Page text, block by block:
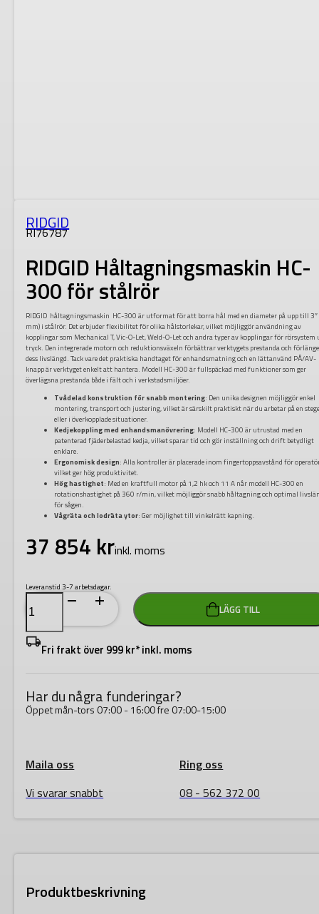
RIDGID
RI76787
RIDGID Håltagningsmaskin HC-
300 för stålrör
RIDGID håltagningsmaskin HC-300 är utformat för att borra hål med en diameter på upp till 3″
mm) i stålrör. Det erbjuder flexibilitet för olika hålstorlekar, vilket möjliggör användning av
kopplingar som Mechanical T, Vic-O-Let, Weld-O-Let och andra typer av kopplingar för rörsystem
tryck. Den integrerade motorn och reduktionsväxeln förbättrar verktygets prestanda och
dess livslängd. Tack vare det praktiska handtaget för enhandsmatning och en lättanvänd PÅ/AV-
knapp är verktyget enkelt att hantera. Modell HC-300 är fullspäckad med funktioner som ger
överlägsna prestanda både i fält och i verkstadsmiljöer.
Tvådelad konstruktion för snabb montering: Den unika designen möjliggör enkel
montering, transport och justering, vilket är särskilt praktiskt när du arbetar på en
eller i överkopplade situationer.
Kedjekoppling med enhandsmanövrering: Modell HC-300 är utrustad med en
patenterad fjäderbelastad kedja, vilket sparar tid och gör inställning och drift betydligt
enklare.
Ergonomisk design: Alla kontroller är placerade inom fingertoppsavstånd för
vilket ger hög produktivitet.
Hög hastighet: Med en kraftfull motor på 1,2 hk och 11 A når modell HC-300 en
rotationshastighet på 360 r/min, vilket möjliggör snabb håltagning och optimal
för sågen.
Vågräta och lodräta ytor: Ger möjlighet till vinkelrätt kapning.
37 854 krinkl. moms
Leveranstid 3-7 arbetsdagar.
RIDGID
Håltagningsmaskin
HC-
300
för
stålrör
LÄGG TILL
Fri frakt över 999 kr* inkl. moms
Har du några funderingar?
Öppet mån-tors 07:00 - 16:00 fre 07:00-15:00
Maila oss
Vi svarar snabbt
Ring oss
08 - 562 372 00
Produktbeskrivning